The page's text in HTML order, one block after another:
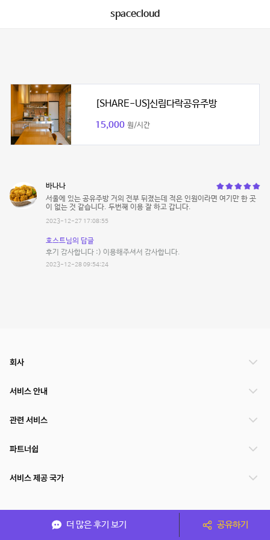
spacecloud
[SHARE-US]신림다락공유주방
15,000 원/시간
바나나
서울에 있는 공유주방 거의 전부 뒤졌는데 적은 인원이라면 여기만 한 곳
이 없는 것 같습니다. 두번째 이용 잘 하고 갑니다.
2023-12-27 17:08:55
호스트님의 답글
후기 감사합니다 :) 이용해주셔서 감사합니다.
2023-12-28 09:54:24
더 많은 후기 보기 공유하기
회사
서비스 안내
관련 서비스
파트너쉽
서비스 제공 국가
(주)NSPACE 사업자정보